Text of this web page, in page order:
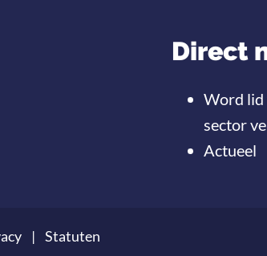
Direct
Word lid
sector
Actueel
Statuten